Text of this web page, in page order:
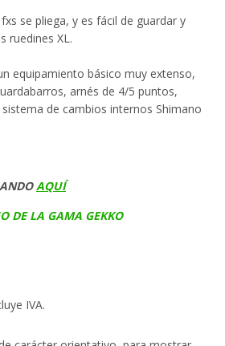
se pliega, y es fácil de guardar y
ruedines XL.
equipamiento básico muy extenso,
arnés de 4/5 puntos,
de cambios internos Shimano
AQUÍ
DE LA GAMA GEKKO
IVA.